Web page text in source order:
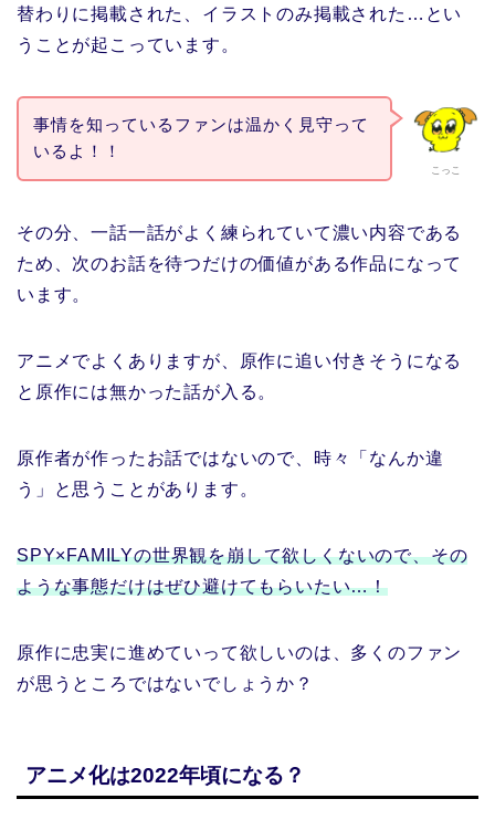
替わりに掲載された、イラストのみ掲載された…とい
うことが起こっています。
こっこ
事情を知っているファンは温かく見守って
いるよ！！
その分、一話一話がよく練られていて濃い内容である
ため、次のお話を待つだけの価値がある作品になって
います。
アニメでよくありますが、原作に追い付きそうになる
と原作には無かった話が入る。
原作者が作ったお話ではないので、時々「なんか違
う」と思うことがあります。
SPY×FAMILYの世界観を崩して欲しくないので、その
ような事態だけはぜひ避けてもらいたい…！
原作に忠実に進めていって欲しいのは、多くのファン
が思うところではないでしょうか？
アニメ化は2022年頃になる？